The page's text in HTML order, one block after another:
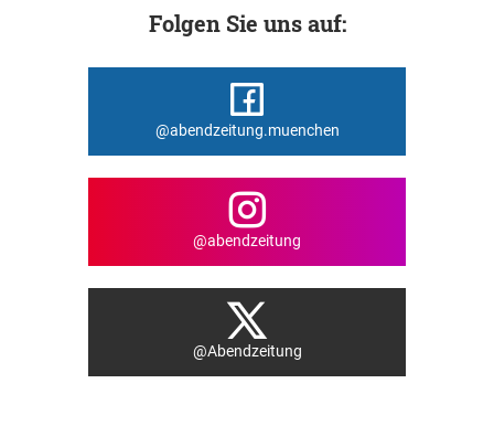
Folgen Sie uns auf:
@abendzeitung.muenchen
@abendzeitung
@Abendzeitung